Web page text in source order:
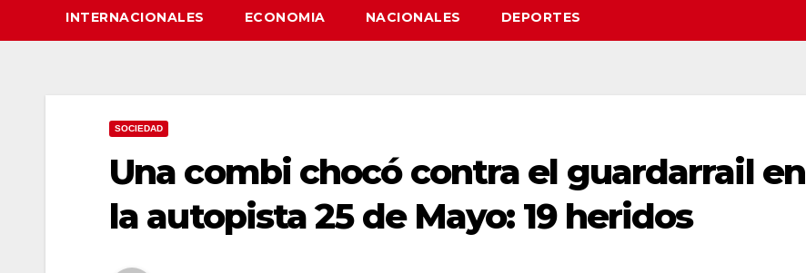
INTERNACIONALES ECONOMIA NACIONALES DEPORTES
SOCIEDAD
Una combi chocó contra el guardarrail en
la autopista 25 de Mayo: 19 heridos